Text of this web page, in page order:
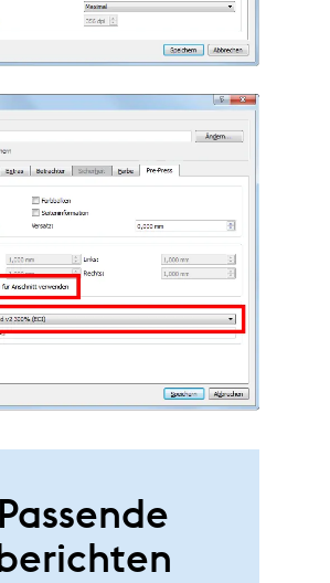
Passende
berichten